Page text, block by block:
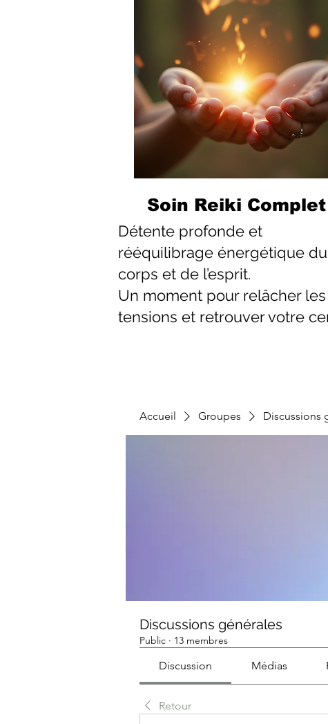
Détente profonde et
rééquilibrage énergétique du
corps et de l’esprit.
Un moment pour relâcher les
tensions et retrouver votre
Soin Reiki Complet
Accueil Groupes Discussions
Discussions générales
Public · 13 membres
Discussion Médias
Retour